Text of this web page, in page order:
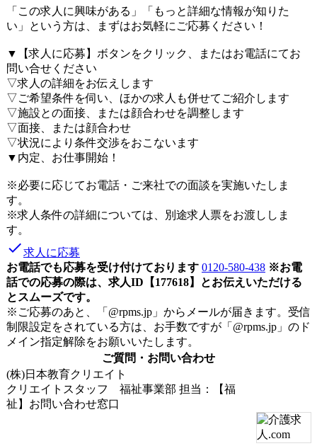
「この求人に興味がある」「もっと詳細な情報が知りた
い」という方は、まずはお気軽にご応募ください！
▼【求人に応募】ボタンをクリック、またはお電話にてお
問い合せください
▽求人の詳細をお伝えします
▽ご希望条件を伺い、ほかの求人も併せてご紹介します
▽施設との面接、または顔合わせを調整します
▽面接、または顔合わせ
▽状況により条件交渉をおこないます
▼内定、お仕事開始！
※必要に応じてお電話・ご来社での面談を実施いたしま
す。
※求人条件の詳細については、別途求人票をお渡ししま
す。
done求人に応募
お電話でも応募を受け付けております 0120-580-438 ※お電
話での応募の際は、求人ID【177618】とお伝えいただける
とスムーズです。
※ご応募のあと、「@rpms.jp」からメールが届きます。受信
制限設定をされている方は、お手数ですが「@rpms.jp」のド
メイン指定解除をお願いいたします。
ご質問・お問い合わせ
(株)日本教育クリエイト
クリエイトスタッフ 福祉事業部 担当：【福
祉】お問い合わせ窓口